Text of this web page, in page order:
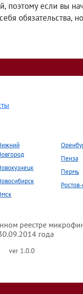
поэтому если вы
обязательства,
Пенза
Пермь
реестре
года
ver 1.0.0